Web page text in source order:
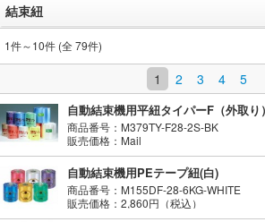
結束紐
1件～10件 (全 79件)
1 2 3 4 5
自動結束機用平紐タイパーF（外取
商品番号：M379TY-F28-2S-BK
販売価格：Mail
自動結束機用PEテープ紐(白)
商品番号：M155DF-28-6KG-WHITE
販売価格：2,860円（税込）